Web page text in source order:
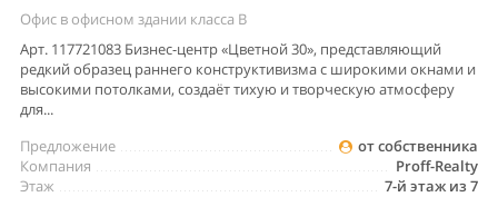
Офис в офисном здании класса B
Арт. 117721083 Бизнес-центр «Цветной 30», представляющий
редкий образец раннего конструктивизма с широкими окнами и
высокими потолками, создаёт тихую и творческую атмосферу
для...
от собственника
Предложение
Proff-Realty
Компания
7-й этаж из 7
Этаж